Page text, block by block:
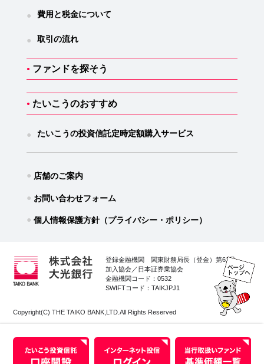
● 費用と税金について
● 取引の流れ
● ファンドを探そう
● たいこうのおすすめ
● たいこうの投資信託定時定額購入サービス
● 店舗のご案内
● お問い合わせフォーム
● 個人情報保護方針（プライバシー・ポリシー）
登録金融機関 関東財務局長（登金）第61号
加入協会／日本証券業協会
金融機関コード：0532
SWIFTコード：TAIKJPJ1
Copyright(C) THE TAIKO BANK,LTD.All Rights Reserved